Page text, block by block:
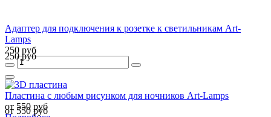
Адаптер для подключения к розетке к светильникам Art-
Lamps
250 руб
250 руб
Пластина с любым рисунком для ночников Art-Lamps
от 550 руб
от 550 руб